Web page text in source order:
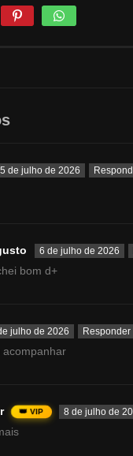
5 de julho de 2026
6 de julho de 2026
bom d+
julho de 2026 Responder
acompanhar
👑 VIP 8 de julho de